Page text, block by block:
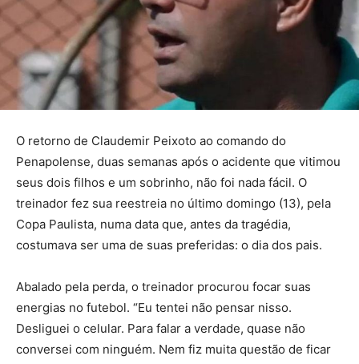
O retorno de Claudemir Peixoto ao comando do
Penapolense, duas semanas após o acidente que vitimou
seus dois filhos e um sobrinho, não foi nada fácil. O
treinador fez sua reestreia no último domingo (13), pela
Copa Paulista, numa data que, antes da tragédia,
costumava ser uma de suas preferidas: o dia dos pais.
Abalado pela perda, o treinador procurou focar suas
energias no futebol. “Eu tentei não pensar nisso.
Desliguei o celular. Para falar a verdade, quase não
conversei com ninguém. Nem fiz muita questão de ficar